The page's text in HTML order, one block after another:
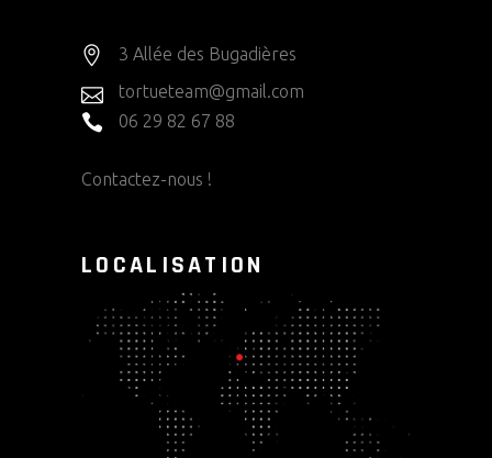
3 Allée des Bugadières
tortueteam@gmail.com
06 29 82 67 88
Contactez-nous !
LOCALISATION